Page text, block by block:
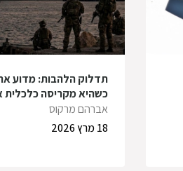
תדלוק הלהבות: מדוע
כשהיא מקריסה כלכלית
אברהם מרקוס
18 מרץ 2026